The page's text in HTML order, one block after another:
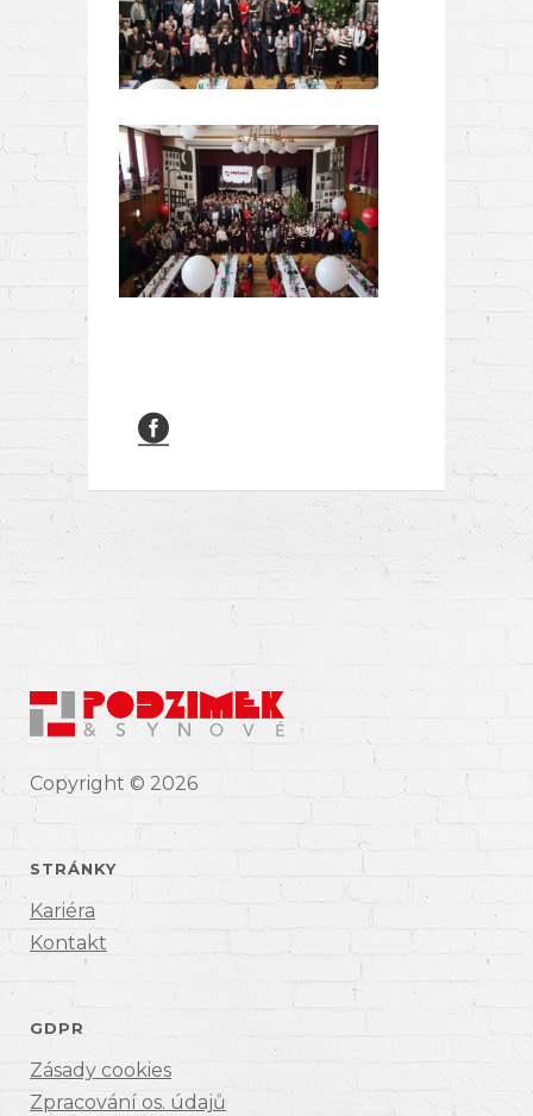
Copyright © 2026
STRÁNKY
Kariéra
Kontakt
GDPR
Zásady cookies
Zpracování os. údajů